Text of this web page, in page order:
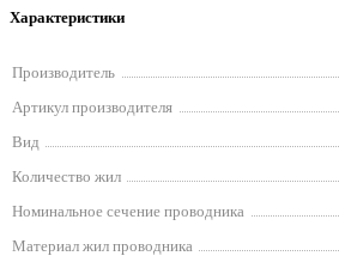
Характеристики
Производитель
Артикул производителя
Вид
Количество жил
Номинальное сечение проводника
Материал жил проводника